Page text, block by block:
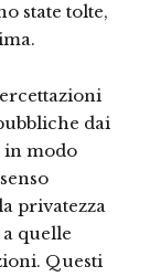
state tolte,
dai
in modo
privatezza
quelle
Questi